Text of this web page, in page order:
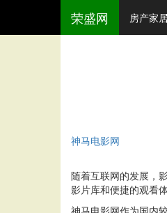
荣盛网 房产家
神马电影网
随着互联网的发展，
影片库和便捷的观看
神马电影网作为国内